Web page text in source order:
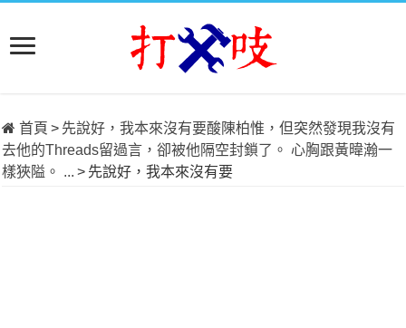
首頁 > 先說好，我本來沒有要酸陳柏惟，但突然發現我沒有
去他的Threads留過言，卻被他隔空封鎖了。 心胸跟黃暐瀚一
樣狹隘。 ... > 先說好，我本來沒有要